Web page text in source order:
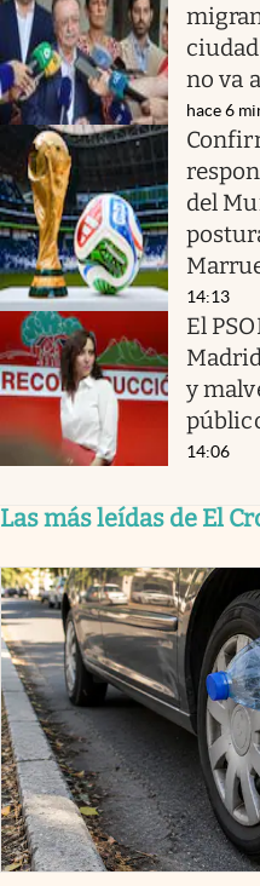
no va
hace 6
del
14:13
El
y
14:06
Las más leídas de El